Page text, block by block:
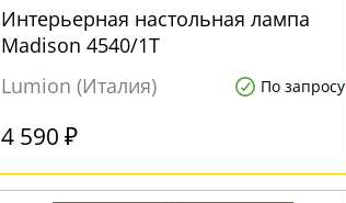
Интерьерная настольная лампа
Madison 4540/1T
Lumion (Италия)
По запросу
4 590 ₽